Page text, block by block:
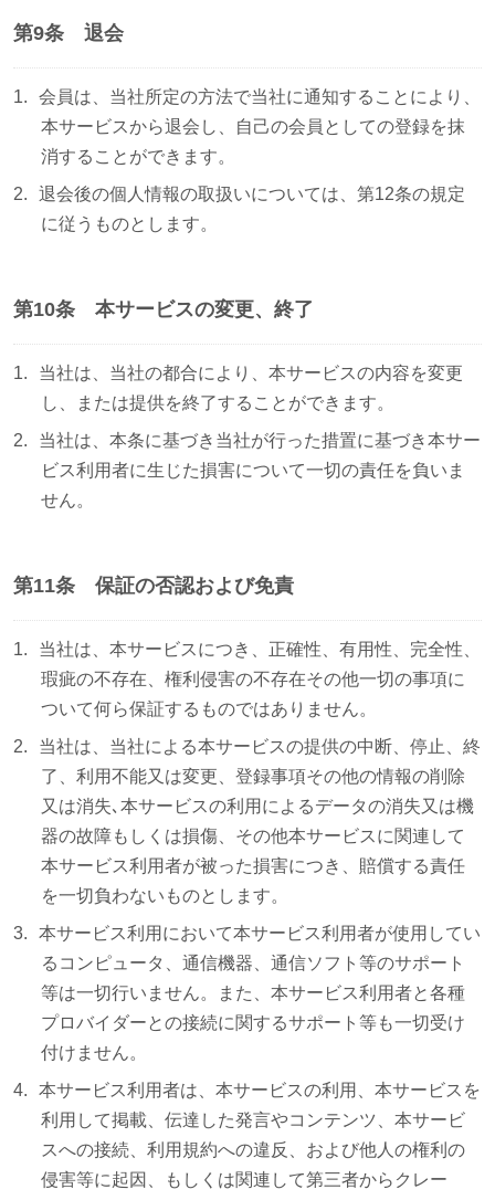
第9条 退会
会員は、当社所定の方法で当社に通知することにより、
本サービスから退会し、自己の会員としての登録を抹
消することができます。
退会後の個人情報の取扱いについては、第12条の規定
に従うものとします。
第10条 本サービスの変更、終了
当社は、当社の都合により、本サービスの内容を変更
し、または提供を終了することができます。
当社は、本条に基づき当社が行った措置に基づき本サー
ビス利用者に生じた損害について一切の責任を負いま
せん。
第11条 保証の否認および免責
当社は、本サービスにつき、正確性、有用性、完全性、
瑕疵の不存在、権利侵害の不存在その他一切の事項に
ついて何ら保証するものではありません。
当社は、当社による本サービスの提供の中断、停止、終
了、利用不能又は変更、登録事項その他の情報の削除
又は消失､本サービスの利用によるデータの消失又は機
器の故障もしくは損傷、その他本サービスに関連して
本サービス利用者が被った損害につき、賠償する責任
を一切負わないものとします。
本サービス利用において本サービス利用者が使用してい
るコンピュータ、通信機器、通信ソフト等のサポート
等は一切行いません。また、本サービス利用者と各種
プロバイダーとの接続に関するサポート等も一切受け
付けません。
本サービス利用者は、本サービスの利用、本サービスを
利用して掲載、伝達した発言やコンテンツ、本サービ
スへの接続、利用規約への違反、および他人の権利の
侵害等に起因、もしくは関連して第三者からクレー